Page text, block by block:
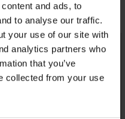
and ads, to
to analyse our traffic.
your use of our site with
analytics partners who
that you’ve
collected from your use
fog